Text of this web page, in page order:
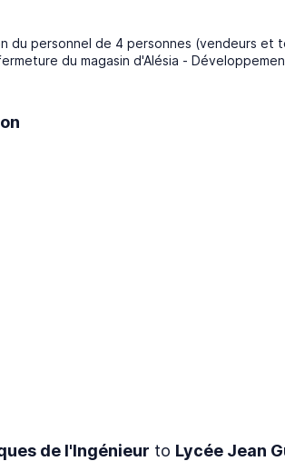
personnel de 4 personnes (vendeurs et
du magasin d'Alésia -
de l'Ingénieur to Lycée Jean